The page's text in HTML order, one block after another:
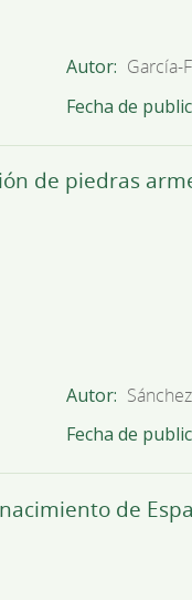
Autor García-
Fecha de
de piedras
Autor
Fecha de
de